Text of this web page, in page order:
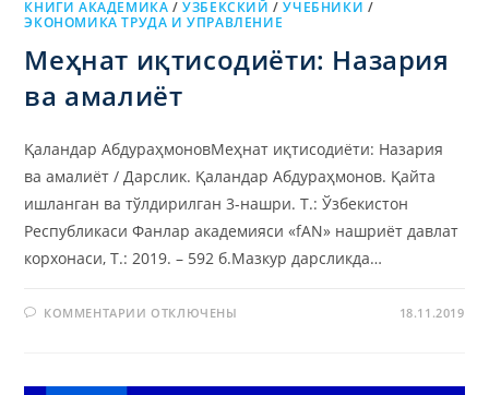
КНИГИ АКАДЕМИКА /УЗБЕКСКИЙ /УЧЕБНИКИ /
ЭКОНОМИКА ТРУДА И УПРАВЛЕНИЕ
Меҳнат иқтисодиёти: Назария
ва амалиёт
Қаландар АбдураҳмоновМеҳнат иқтисодиёти: Назария
ва амалиёт / Дарслик. Қаландар Абдураҳмонов. Қайта
ишланган ва тўлдирилган 3-нашри. Т.: Ўзбекистон
Республикаси Фанлар академияси «fAN» нашриёт давлат
корхонаси, T.: 2019. – 592 б.Мазкур дарсликда…
КОММЕНТАРИИ К
ВА
ОТКЛЮЧЕНЫ 18.11.2019